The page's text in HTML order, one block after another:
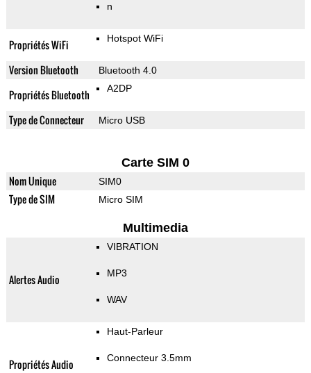
n
Propriétés WiFi Hotspot WiFi
Version Bluetooth Bluetooth 4.0
Propriétés Bluetooth A2DP
Type de Connecteur Micro USB
Carte SIM 0
Nom Unique SIM0
Type de SIM Micro SIM
Multimedia
Alertes Audio
VIBRATION
MP3
WAV
Propriétés Audio
Haut-Parleur
Connecteur 3.5mm